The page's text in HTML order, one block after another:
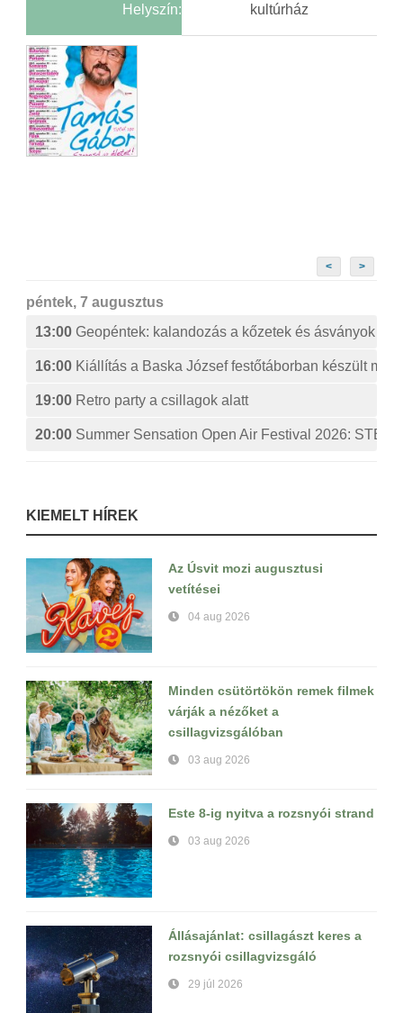
Helyszín: kultúrház
< >
péntek, 7 augusztus
13:00 Geopéntek: kalandozás a kőzetek és ásványok
16:00 Kiállítás a Baska József festőtáborban készült
19:00 Retro party a csillagok alatt
20:00 Summer Sensation Open Air Festival 2026:
KIEMELT HÍREK
Az Úsvit mozi augusztusi
vetítései
04 aug 2026
Minden csütörtökön remek filmek
várják a nézőket a
csillagvizsgálóban
03 aug 2026
Este 8-ig nyitva a rozsnyói strand
03 aug 2026
Állásajánlat: csillagászt keres a
rozsnyói csillagvizsgáló
29 júl 2026